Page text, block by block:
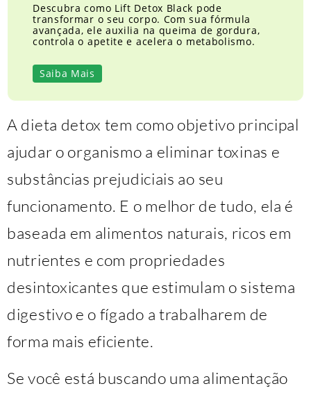
Descubra como Lift Detox Black pode
transformar o seu corpo. Com sua fórmula
avançada, ele auxilia na queima de gordura,
controla o apetite e acelera o metabolismo.
Saiba Mais
A dieta detox tem como objetivo principal
ajudar o organismo a eliminar toxinas e
substâncias prejudiciais ao seu
funcionamento. E o melhor de tudo, ela é
baseada em alimentos naturais, ricos em
nutrientes e com propriedades
desintoxicantes que estimulam o sistema
digestivo e o fígado a trabalharem de
forma mais eficiente.
Se você está buscando uma alimentação